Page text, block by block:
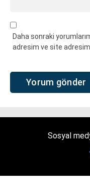
Daha sonraki
adresim ve site adresim
Sosyal